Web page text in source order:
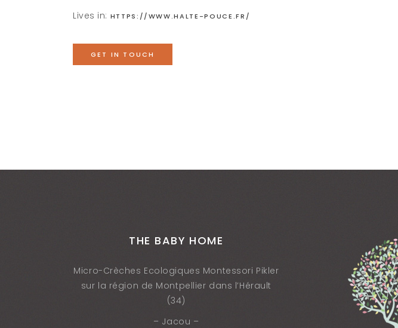
Lives in: HTTPS://WWW.HALTE-POUCE.FR/
GET IN TOUCH
THE BABY HOME
Micro-Crèches Ecologiques Montessori Pikler
sur la région de Montpellier dans l’Hérault
(34)
– Jacou –